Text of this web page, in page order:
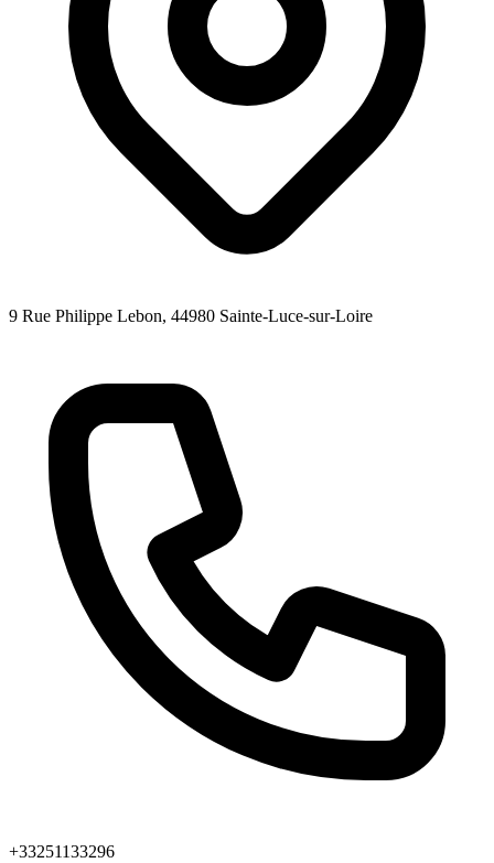
9 Rue Philippe Lebon, 44980 Sainte-Luce-sur-Loire
+33251133296